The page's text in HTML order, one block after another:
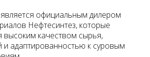
официальным дилером
Нефтесинтез, которые
высоким качеством сырья,
и адаптированностью к суровым